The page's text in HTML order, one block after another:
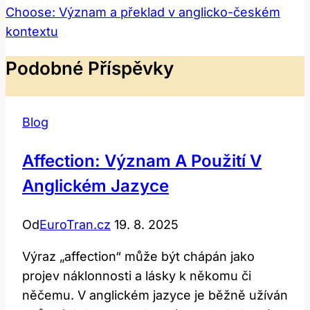
Choose: Význam a překlad v anglicko-českém
kontextu
Podobné Příspěvky
Blog
Affection: Význam A Použití V
Anglickém Jazyce
OdEuroTran.cz 19. 8. 2025
Výraz „affection“ může být chápán jako
projev náklonnosti a lásky k někomu či
něčemu. V anglickém jazyce je běžně užíván